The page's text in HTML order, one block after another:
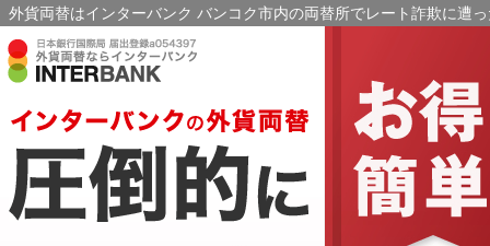
外貨両替はインターバンク バンコク市内の両替所でレート詐欺に遭